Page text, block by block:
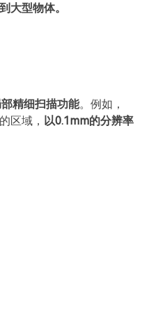
大型物体。
精细扫描功能。例如，
区域， 以0.1mm的分辨率